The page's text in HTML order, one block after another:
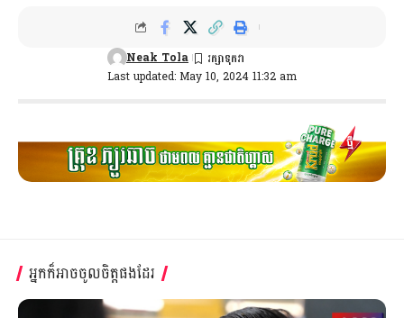
Last updated: May 10, 2024 11:32 am
Neak Tola
អ្នកក៏អាចចូលចិត្តផងដែរ